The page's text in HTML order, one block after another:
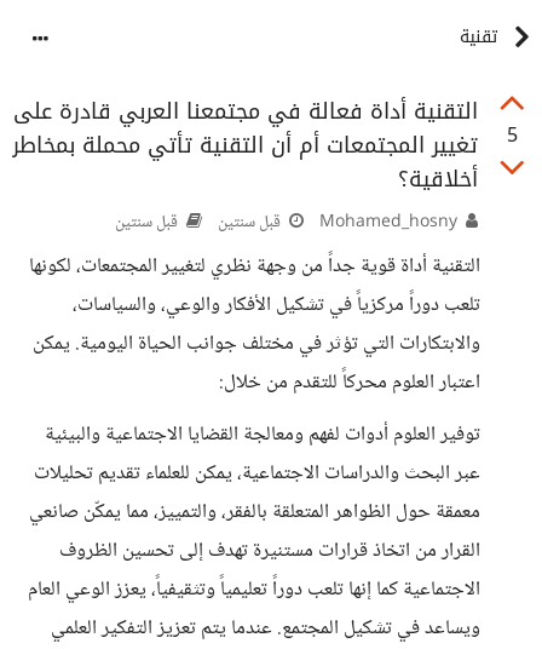
تقنية
5
التقنية أداة فعالة في مجتمعنا العربي قادرة على
تغيير المجتمعات أم أن التقنية تأتي محملة بمخاطر
أخلاقية؟
قبل سنتين قبل سنتين
التقنية أداة قوية جداً من وجهة نظري لتغيير المجتمعات، لكونها
تلعب دوراً مركزياً في تشكيل الأفكار والوعي، والسياسات،
والابتكارات التي تؤثر في مختلف جوانب الحياة اليومية. يمكن
اعتبار العلوم محركاً للتقدم من خلال:
توفير العلوم أدوات لفهم ومعالجة القضايا الاجتماعية والبيئية
عبر البحث والدراسات الاجتماعية، يمكن للعلماء تقديم تحليلات
معمقة حول الظواهر المتعلقة بالفقر، والتمييز، مما يمكّن صانعي
القرار من اتخاذ قرارات مستنيرة تهدف إلى تحسين الظروف
الاجتماعية كما إنها تلعب دوراً تعليمياً وتثقيفياً، يعزز الوعي العام
ويساعد في تشكيل المجتمع. عندما يتم تعزيز التفكير العلمي